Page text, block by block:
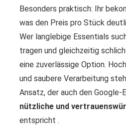
Besonders praktisch: Ihr
was den Preis pro Stück
Wer langlebige Essentials
tragen und gleichzeitig
eine zuverlässige Option.
und saubere Verarbeitung
Ansatz, der auch den Google-
nützliche und
entspricht .